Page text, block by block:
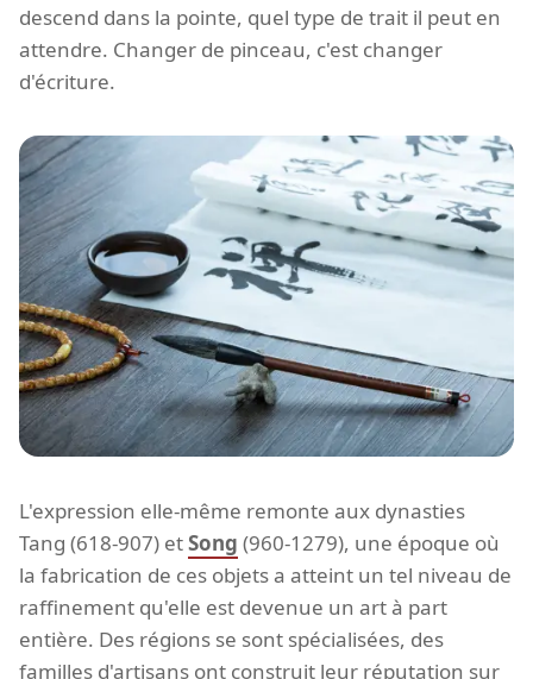
descend dans la pointe, quel type de trait il peut en
attendre. Changer de pinceau, c'est changer
d'écriture.
L'expression elle-même remonte aux dynasties
Tang (618-907) etSong (960-1279), une époque où
la fabrication de ces objets a atteint un tel niveau de
raffinement qu'elle est devenue un art à part
entière. Des régions se sont spécialisées, des
familles d'artisans ont construit leur réputation sur